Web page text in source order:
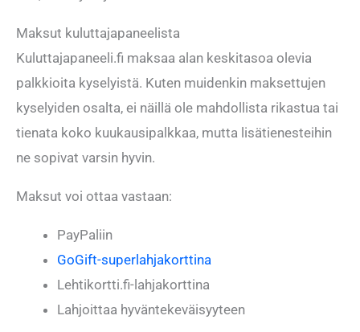
Maksut kuluttajapaneelista
Kuluttajapaneeli.fi maksaa alan keskitasoa olevia
palkkioita kyselyistä. Kuten muidenkin maksettujen
kyselyiden osalta, ei näillä ole mahdollista rikastua tai
tienata koko kuukausipalkkaa, mutta lisätienesteihin
ne sopivat varsin hyvin.
Maksut voi ottaa vastaan:
PayPaliin
GoGift-superlahjakorttina
Lehtikortti.fi-lahjakorttina
Lahjoittaa hyväntekeväisyyteen